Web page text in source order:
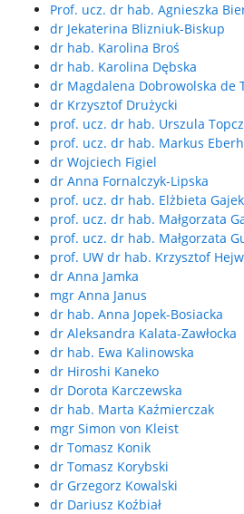
Prof. ucz. dr hab. Agnieszka
dr Jekaterina Blizniuk-Biskup
dr hab. Karolina Broś
dr hab. Karolina Dębska
dr Magdalena Dobrowolska de
dr Krzysztof Drużycki
prof. ucz. dr hab. Urszula
prof. ucz. dr hab. Markus
dr Wojciech Figiel
dr Anna Fornalczyk-Lipska
prof. ucz. dr hab. Elżbieta Gajek
prof. ucz. dr hab. Małgorzata
prof. ucz. dr hab. Małgorzata
prof. UW dr hab. Krzysztof
dr Anna Jamka
mgr Anna Janus
dr hab. Anna Jopek-Bosiacka
dr Aleksandra Kalata-Zawłocka
dr hab. Ewa Kalinowska
dr Hiroshi Kaneko
dr Dorota Karczewska
dr hab. Marta Kaźmierczak
mgr Simon von Kleist
dr Tomasz Konik
dr Tomasz Korybski
dr Grzegorz Kowalski
dr Dariusz Koźbiał